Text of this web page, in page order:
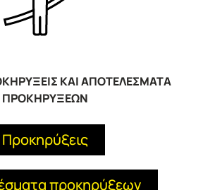
ΚΑΙ ΑΠΟΤΕΛΕΣΜΑΤΑ
ΠΡΟΚΗΡΥΞΕΩΝ
Προκηρύξεις
προκηρύξεων